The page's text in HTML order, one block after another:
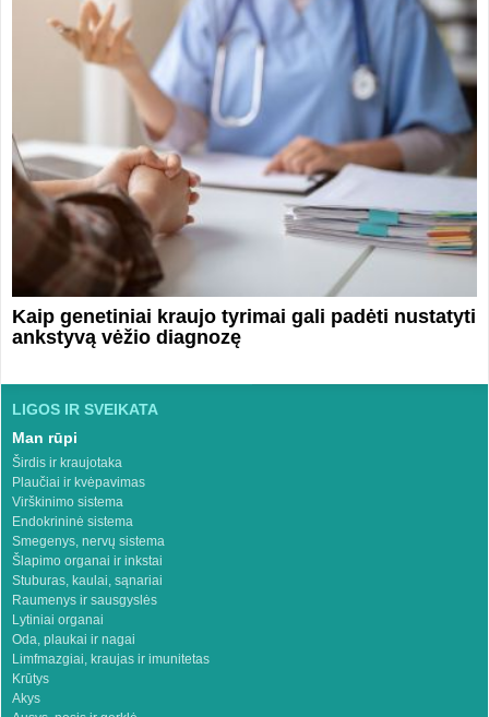
Kaip genetiniai kraujo tyrimai gali padėti nustatyti
ankstyvą vėžio diagnozę
LIGOS IR SVEIKATA
Man rūpi
Širdis ir kraujotaka
Plaučiai ir kvėpavimas
Virškinimo sistema
Endokrininė sistema
Smegenys, nervų sistema
Šlapimo organai ir inkstai
Stuburas, kaulai, sąnariai
Raumenys ir sausgyslės
Lytiniai organai
Oda, plaukai ir nagai
Limfmazgiai, kraujas ir imunitetas
Krūtys
Akys